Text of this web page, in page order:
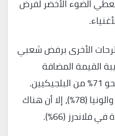
الضوء الأخضر لفرض
الأخرى برفض شعبي
القيمة المضافة
مرفوضاً بشدة، إذ يعارضه نحو 71% من البلجيكيين.
وبينما تشتدّ المعارضة في والونيا (78%)، إلا أن هناك
فلاندرز (66%).